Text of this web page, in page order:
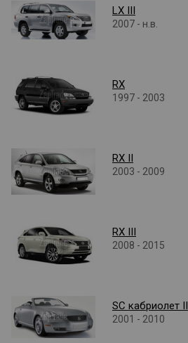
LX III
2007 - н.в.
RX
1997 - 2003
RX II
2003 - 2009
RX III
2008 - 2015
SC кабриолет II
2001 - 2010